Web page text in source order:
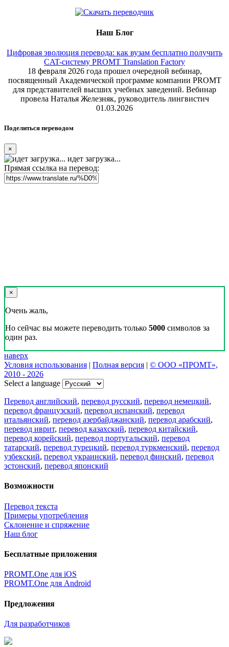
Наш Блог
Цифровая эволюция перевода: как вузам бесплатно получить
CAT-систему PROMT Translation Factory
18 февраля 2026 года прошел очередной вебинар,
посвященный Академической программе компании PROMT
для представителей высших учебных заведений. Вебинар
провела Наталья Железняк, руководитель лингвистич
01.03.2026
Поделиться переводом
×
идет загрузка...
Прямая ссылка на перевод:
×
Очень жаль,
Но сейчас вы можете переводить только 5000 символов за
один раз.
наверх
Условия использования | Полная версия | © ООО «ПРОМТ»,
2010 - 2026
Select a language
Перевод английский, перевод русский, перевод немецкий,
перевод французский, перевод испанский, перевод
итальянский, перевод азербайджанский, перевод арабский,
перевод иврит, перевод казахский, перевод китайский,
перевод корейский, перевод португальский, перевод
татарский, перевод турецкий, перевод туркменский, перевод
узбекский, перевод украинский, перевод финский, перевод
эстонский, перевод японский
Возможности
Перевод текста
Примеры употребления
Склонение и спряжение
Наш блог
Бесплатные приложения
PROMT.One для iOS
PROMT.One для Android
Предложения
Для разработчиков